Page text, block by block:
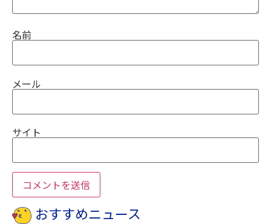
名前
メール
サイト
おすすめニュース